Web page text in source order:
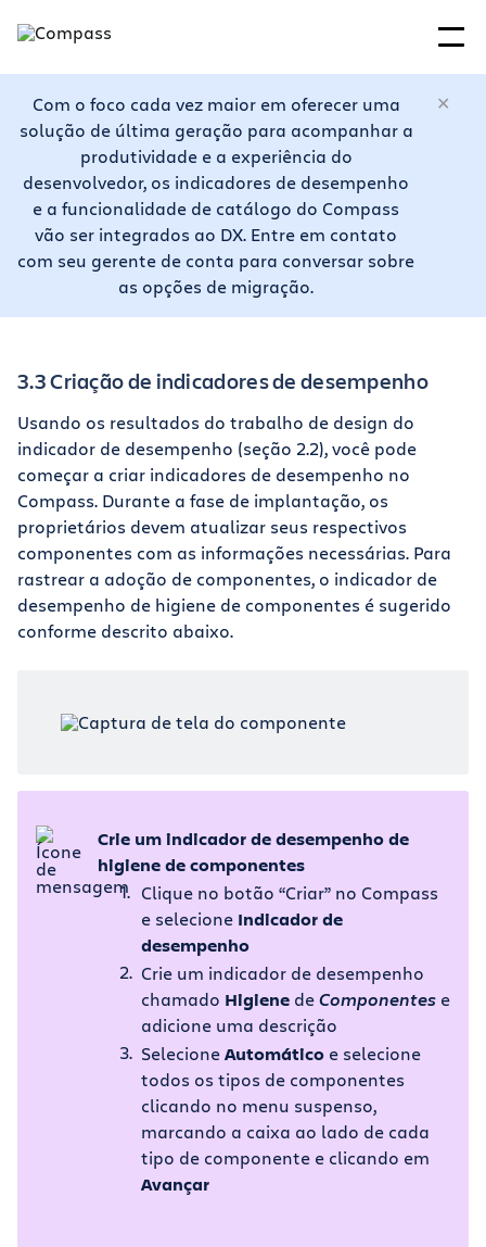
Com o foco cada vez maior em oferecer uma
solução de última geração para acompanhar a
produtividade e a experiência do
desenvolvedor, os indicadores de desempenho
e a funcionalidade de catálogo do Compass
vão ser integrados ao DX. Entre em contato
com seu gerente de conta para conversar sobre
as opções de migração.
3.3 Criação de indicadores de desempenho
Usando os resultados do trabalho de design do
indicador de desempenho (seção 2.2), você pode
começar a criar indicadores de desempenho no
Compass. Durante a fase de implantação, os
proprietários devem atualizar seus respectivos
componentes com as informações necessárias. Para
rastrear a adoção de componentes, o indicador de
desempenho de higiene de componentes é sugerido
conforme descrito abaixo.
Crie um indicador de desempenho de
higiene de componentes
Clique no botão “Criar” no Compass
e selecione Indicador de
desempenho
Crie um indicador de desempenho
chamado HigienedeComponentese
adicione uma descrição
SelecioneAutomáticoe selecione
todos os tipos de componentes
clicando no menu suspenso,
marcando a caixa ao lado de cada
tipo de componente e clicando em
Avançar